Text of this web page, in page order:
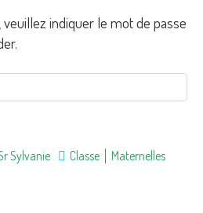
indiquer le mot de passe
Sylvanie Classe Maternelles